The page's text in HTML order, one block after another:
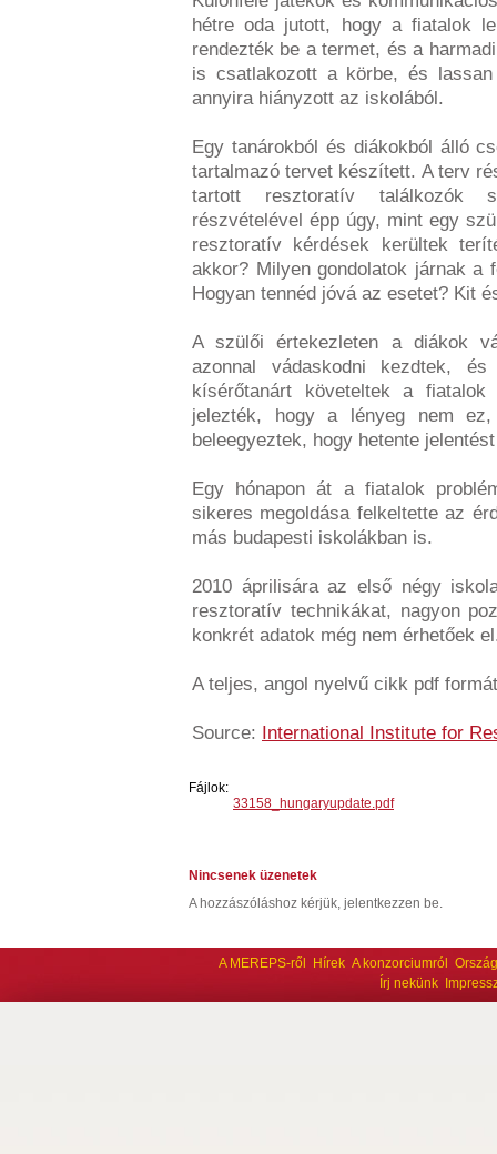
hétre oda jutott, hogy a fiatalok
rendezték be a termet, és a
is csatlakozott a körbe, és
annyira hiányzott az iskolából.
Egy tanárokból és diákokból álló
tartalmazó tervet készített. A terv
tartott resztoratív találkozók
részvételével épp úgy, mint egy
resztoratív kérdések kerültek
akkor? Milyen gondolatok járnak a
Hogyan tennéd jóvá az esetet? Kit
A szülői értekezleten a diákok
azonnal vádaskodni kezdtek,
kísérőtanárt követeltek a
jelezték, hogy a lényeg nem
beleegyeztek, hogy hetente
Egy hónapon át a fiatalok
sikeres megoldása felkeltette az
más budapesti iskolákban is.
2010 áprilisára az első négy
resztoratív technikákat, nagyon
konkrét adatok még nem érhetőek
A teljes, angol nyelvű cikk pdf
Source: International Institute for
Fájlok:
33158_hungaryupdate.pdf
Nincsenek üzenetek
A hozzászóláshoz kérjük, jelentkezzen be.
A MEREPS-ről Hírek A konzorciumról
Írj nekünk